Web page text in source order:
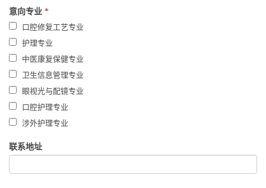
意向专业 *
口腔修复工艺专业
护理专业
中医康复保健专业
卫生信息管理专业
眼视光与配镜专业
口腔护理专业
涉外护理专业
联系地址